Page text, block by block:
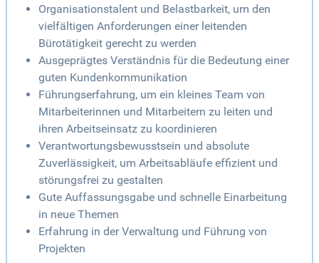
Organisationstalent und Belastbarkeit, um den
vielfältigen Anforderungen einer leitenden
Bürotätigkeit gerecht zu werden
Ausgeprägtes Verständnis für die Bedeutung einer
guten Kundenkommunikation
Führungserfahrung, um ein kleines Team von
Mitarbeiterinnen und Mitarbeitern zu leiten und
ihren Arbeitseinsatz zu koordinieren
Verantwortungsbewusstsein und absolute
Zuverlässigkeit, um Arbeitsabläufe effizient und
störungsfrei zu gestalten
Gute Auffassungsgabe und schnelle Einarbeitung
in neue Themen
Erfahrung in der Verwaltung und Führung von
Projekten